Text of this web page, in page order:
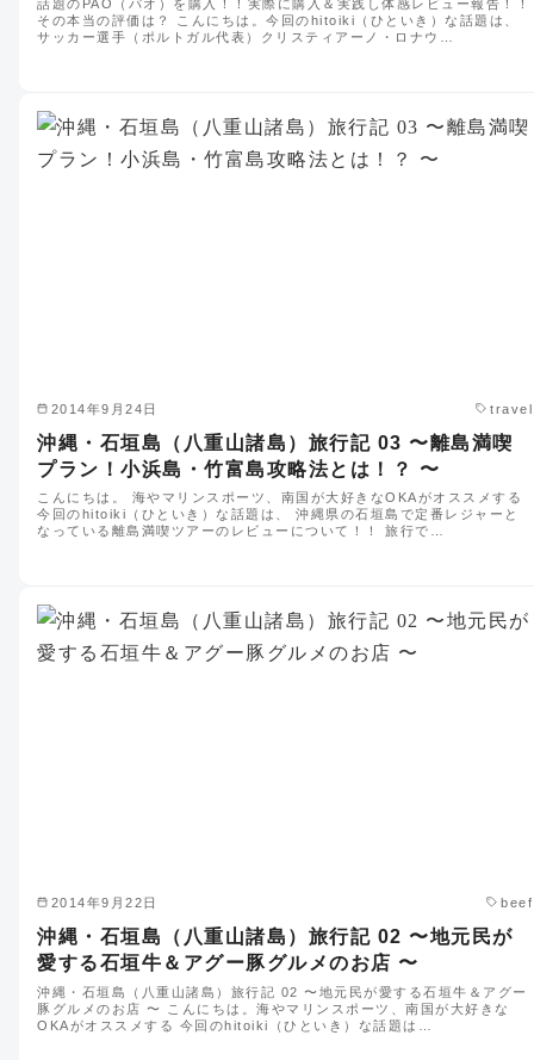
話題のPAO（パオ）を購入！！実際に購入＆実践し体感レビュー報告！！
その本当の評価は？ こんにちは。今回のhitoiki（ひといき）な話題は、
サッカー選手（ポルトガル代表）クリスティアーノ・ロナウ…
2014年9月24日 travel
沖縄・石垣島（八重山諸島）旅行記 03 〜離島満喫
プラン！小浜島・竹富島攻略法とは！？ 〜
こんにちは。 海やマリンスポーツ、南国が大好きなOKAがオススメする
今回のhitoiki（ひといき）な話題は、 沖縄県の石垣島で定番レジャーと
なっている離島満喫ツアーのレビューについて！！ 旅行で…
2014年9月22日 beef
沖縄・石垣島（八重山諸島）旅行記 02 〜地元民が
愛する石垣牛＆アグー豚グルメのお店 〜
沖縄・石垣島（八重山諸島）旅行記 02 〜地元民が愛する石垣牛＆アグー
豚グルメのお店 〜 こんにちは。海やマリンスポーツ、南国が大好きな
OKAがオススメする 今回のhitoiki（ひといき）な話題は…